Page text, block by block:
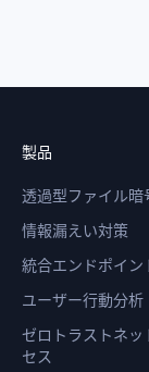
製品
透過型ファイル暗
情報漏えい対策
統合エンドポイン
ユーザー行動分析
ゼロトラストネッ
セス